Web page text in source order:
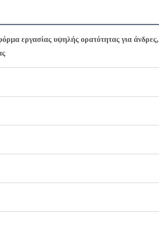
εργασίας υψηλής ορατότητας για άνδρες,